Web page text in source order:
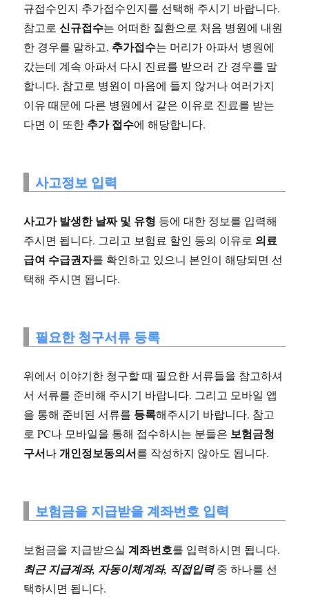
규접수인지 추가접수인지를 선택해 주시기 바랍니다.
참고로신규접수는 어떠한 질환으로 처음 병원에 내원
한 경우를 말하고, 추가접수는 머리가 아파서 병원에
갔는데 계속 아파서 다시 진료를 받으러 간 경우를 말
합니다. 참고로 병원이 마음에 들지 않거나 여러가지
이유 때문에 다른 병원에서 같은 이유로 진료를 받는
다면 이 또한 추가 접수에 해당합니다.
사고정보 입력
사고가 발생한 날짜 및 유형 등에 대한 정보를 입력해
주시면 됩니다. 그리고 보험료 할인 등의 이유로 의료
급여 수급권자를 확인하고 있으니 본인이 해당되면 선
택해 주시면 됩니다.
필요한 청구서류 등록
위에서 이야기한 청구할 때 필요한 서류들을 참고하셔
서 서류를 준비해 주시기 바랍니다. 그리고 모바일 앱
을 통해 준비된 서류를 등록해주시기 바랍니다. 참고
로 PC나 모바일을 통해 접수하시는 분들은 보험금청
구서나개인정보동의서를 작성하지 않아도 됩니다.
보험금을 지급받을 계좌번호 입력
보험금을 지급받으실계좌번호를 입력하시면 됩니다.
최근 지급계좌, 자동이체계좌, 직접입력중 하나를 선
택하시면 됩니다.